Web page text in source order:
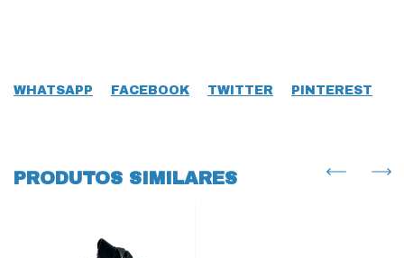
WHATSAPP FACEBOOK TWITTER PINTEREST
PRODUTOS SIMILARES